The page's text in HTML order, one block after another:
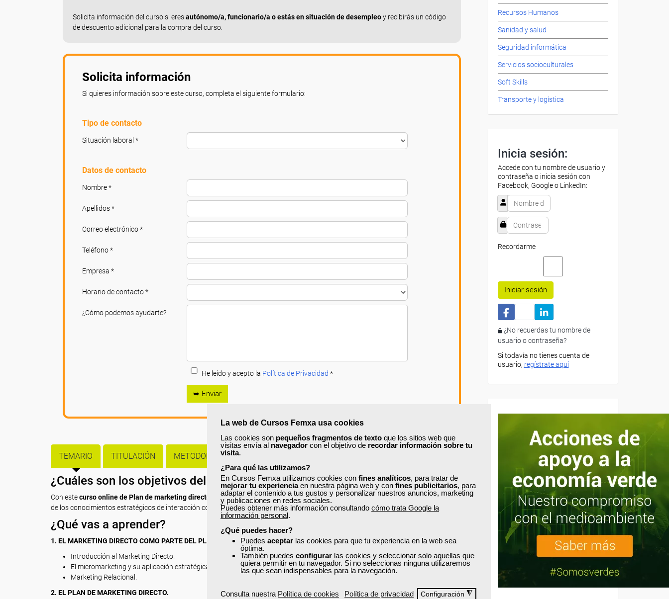
La web de Cursos Femxa usa cookies
Las cookies son pequeños fragmentos de texto que los sitios web que
visitas envía al navegador con el objetivo de recordar información sobre tu
visita.
¿Para qué las utilizamos?
En Cursos Femxa utilizamos cookies con fines analíticos, para tratar de
mejorar tu experienciaen nuestra página web y con fines publicitarios, para
adaptar el contenido a tus gustos y personalizar nuestros anuncios, marketing
y publicaciones en redes sociales.
Puedes obtener más información consultando cómo trata Google la
información personal.
¿Qué puedes hacer?
Puedes aceptar las cookies para que tu experiencia en la web sea
óptima.
También puedes configurar las cookies y seleccionar solo aquellas que
quiera permitir en tu navegador. Si no seleccionas ninguna utilizaremos
las que sean indispensables para la navegación.
Consulta nuestra Política de cookies Política de privacidad Configuración ◮
Solicita información del curso si eresautónomo/a, funcionario/a o estás en situación de desempleoy recibirás un código
de descuento adicional para la compra del curso.
Solicita información
Si quieres información sobre este curso, completa el siguiente formulario:
Tipo de contacto
Situación laboral *
Datos de contacto
Nombre *
Apellidos *
Correo electrónico *
Teléfono *
Empresa *
Horario de contacto *
¿Cómo podemos ayudarte?
He leído y acepto la Política de Privacidad *
➥ Enviar
TEMARIO TITULACIÓN METODOLOGÍA
¿Cuáles son los objetivos del curso?
Con estecurso online de Plan de marketing directo y fidelización de clientes,aprenderás a definir un Plan de Marketing directo a partir
de los conocimientos estratégicos de interacción con el cliente más efectivos y rentables y favoreciendo la fidelización de clientes.
¿Qué vas a aprender?
1. EL MARKETING DIRECTO COMO PARTE DEL PLAN DE MARKETING.
Introducción al Marketing Directo.
El micromarketing y su aplicación estratégica.
Marketing Relacional.
2. EL PLAN DE MARKETING DIRECTO.
Recursos Humanos
Sanidad y salud
Seguridad informática
Servicios socioculturales
Soft Skills
Transporte y logística
Inicia sesión:
Accede con tu nombre de usuario y
contraseña o inicia sesión con
Facebook, Google o LinkedIn:
Recordarme
Iniciar sesión
¿No recuerdas tu nombre de
usuario o contraseña?
Si todavía no tienes cuenta de
usuario, regístrate aquí